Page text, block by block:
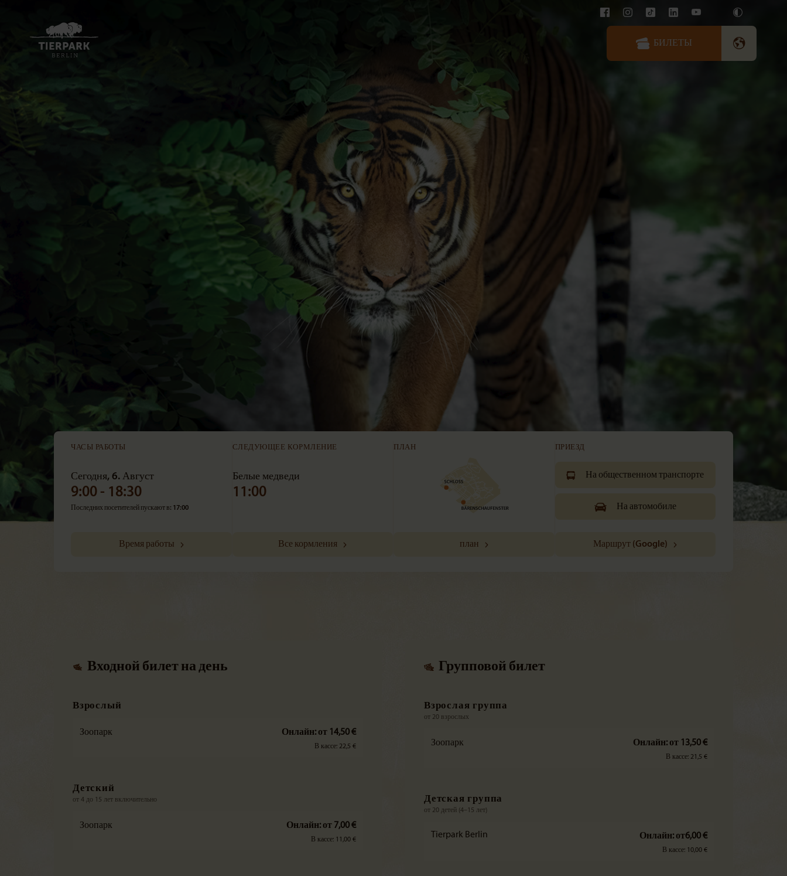
БИЛЕТЫ
ЧАСЫ РАБОТЫ
Сегодня, 6. Август
9:00 - 18:30
Последних посетителей пускают в: 17:00
Время работы
СЛЕДУЮЩЕЕ КОРМЛЕНИЕ
Белые медведи
11:00
Все кормления
ПЛАН
план
ПРИЕЗД
На общественном транспорте
На автомобиле
Маршрут (Google)
Входной билет на день
Взрослый
Зоопарк Онлайн: от 14,50 €
В кассе: 22,5 €
Детский
от 4 до 15 лет включительно
Зоопарк Онлайн: от 7,00 €
В кассе: 11,00 €
Групповой билет
Взрослая группа
от 20 взрослых
Зоопарк Онлайн: от 13,50 €
В кассе: 21,5 €
Детская группа
от 20 детей (4–15 лет)
Tierpark Berlin Онлайн: от6,00 €
В кассе: 10,00 €